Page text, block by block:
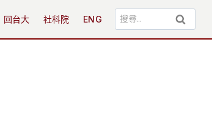
回台大 社科院 ENG
搜
尋